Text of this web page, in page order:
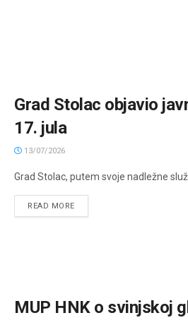
Grad Stolac objavio
17. jula
13/07/2026
Grad Stolac, putem svoje nadležne
READ MORE
MUP HNK o svinjskoj